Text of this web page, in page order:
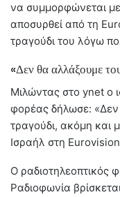
να συμμορφώνεται
αποσυρθεί από τη
τραγούδι του λόγω
«Δεν θα αλλάξουμε
Μιλώντας στο ynet ο
φορέας δήλωσε: «Δεν
τραγούδι, ακόμη και
Ισραήλ στη
Ο ραδιοτηλεοπτικός
Ραδιοφωνία